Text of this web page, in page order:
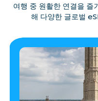
맨 섬
이탈리아
저지
여행 중 원활한 연결을 즐
해 다양한 글로벌